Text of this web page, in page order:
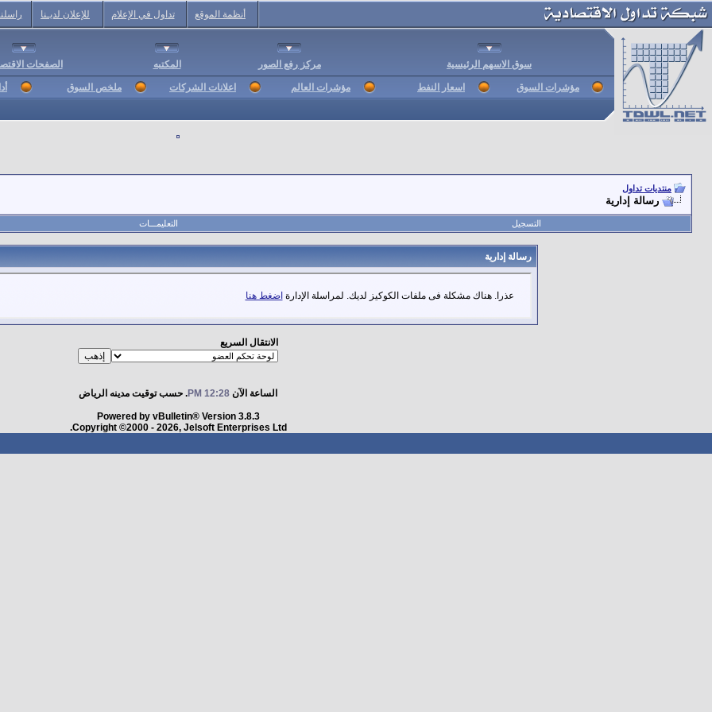
أنظمة الموقع تداول في الإعلام للإعلان لديـنا
سوق الاسهم الرئيسية مركز رفع الصور المكتبه الصفحات
مؤشرات السوق اسعار النفط مؤشرات العالم اعلانات الشركات ملخص السوق
منتديات تداول
رسالة إدارية
التسجيل التعليمـــات
رسالة إدارية
عذرا. هناك مشكلة فى ملفات الكوكيز لديك. لمراسلة الإدارة اضغط هنا
الانتقال السريع
الساعة الآن 12:28 PM . حسب توقيت مدينه الرياض
Powered by vBulletin® Version 3.8.3
Copyright ©2000 - 2026, Jelsoft Enterprises Ltd.